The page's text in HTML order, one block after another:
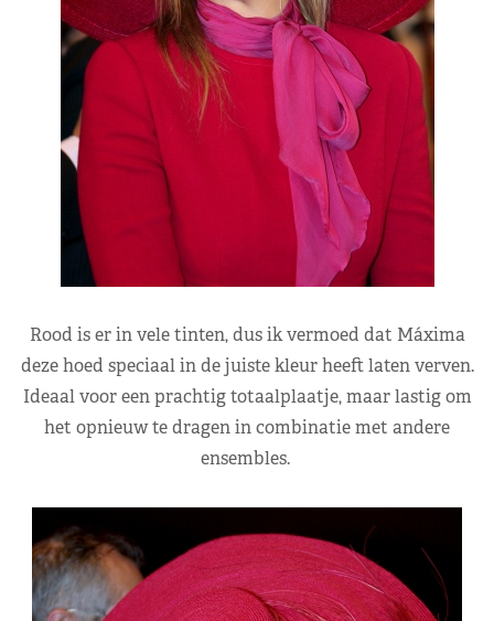
Rood is er in vele tinten, dus ik vermoed dat Máxima
deze hoed speciaal in de juiste kleur heeft laten verven.
Ideaal voor een prachtig totaalplaatje, maar lastig om
het opnieuw te dragen in combinatie met andere
ensembles.